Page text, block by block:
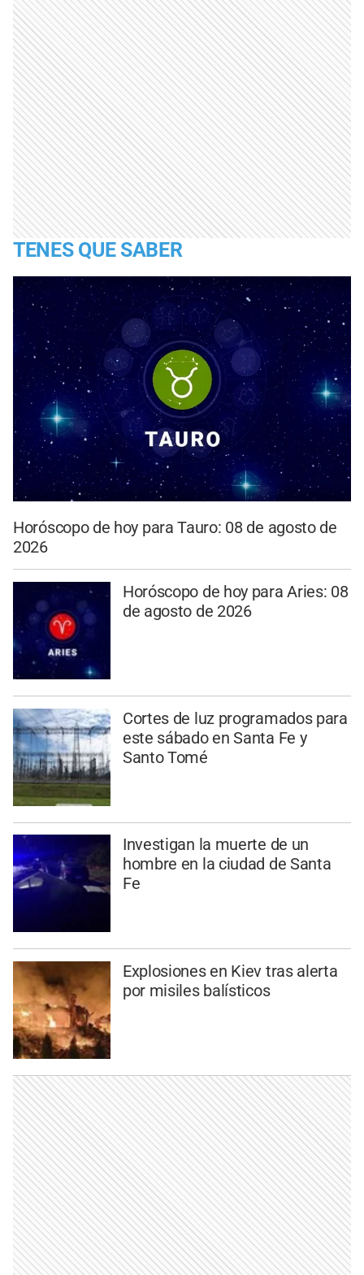
TENES QUE SABER
Horóscopo de hoy para Tauro: 08 de agosto de
2026
Horóscopo de hoy para Aries: 08
de agosto de 2026
Cortes de luz programados para
este sábado en Santa Fe y
Santo Tomé
Investigan la muerte de un
hombre en la ciudad de Santa
Fe
Explosiones en Kiev tras alerta
por misiles balísticos